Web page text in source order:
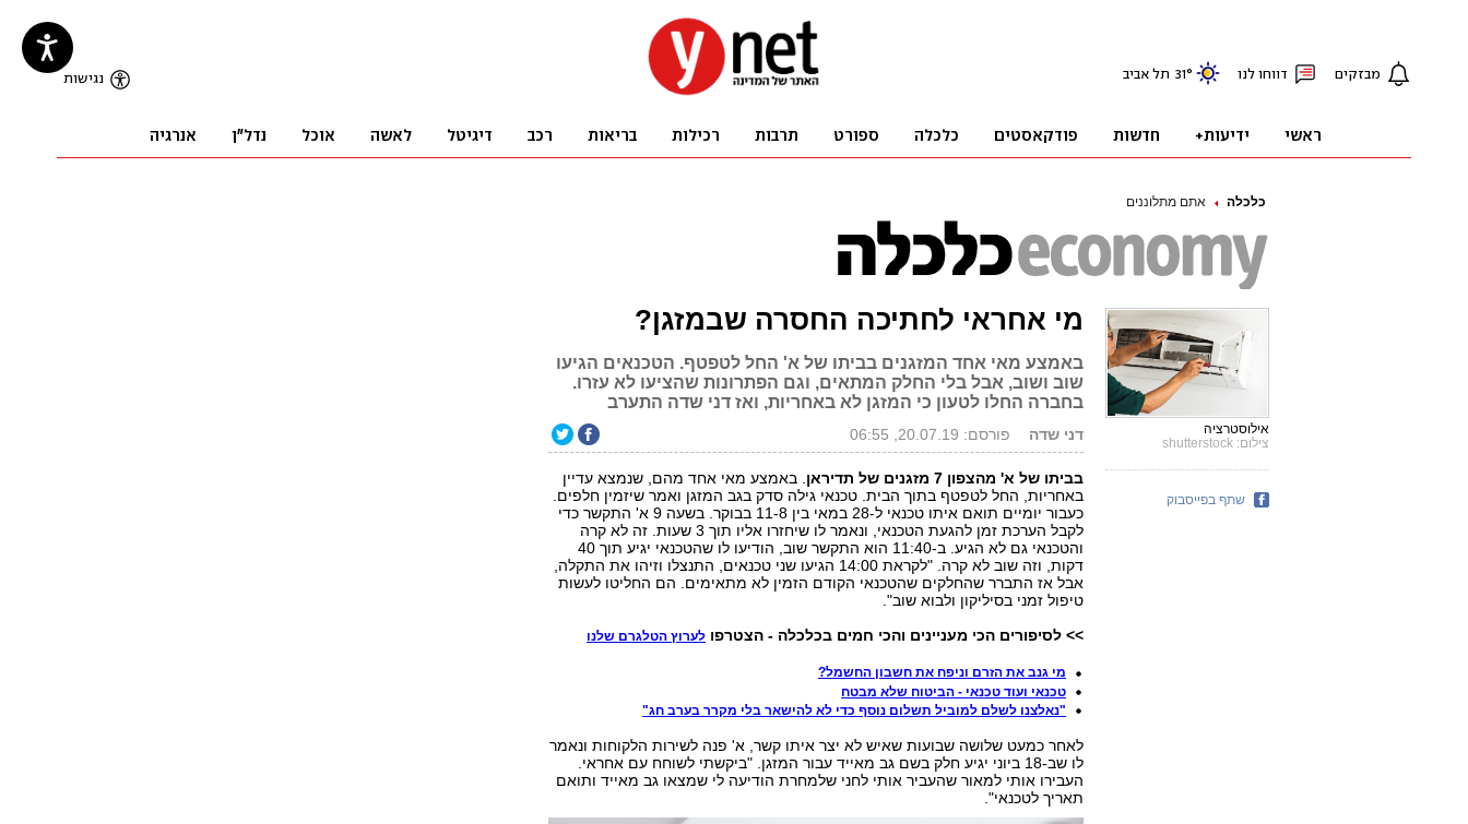
כלכלה אתם מתלוננים
מי אחראי לחתיכה החסרה שבמזגן?
באמצע מאי אחד המזגנים בביתו של א' החל לטפטף. הטכנאים הגיעו
שוב ושוב, אבל בלי החלק המתאים, וגם הפתרונות שהציעו לא עזרו.
בחברה החלו לטעון כי המזגן לא באחריות, ואז דני שדה התערב
דני שדה פורסם: 20.07.19, 06:55
בביתו של א' מהצפון 7 מזגנים של תדיראן
. באמצע מאי אחד מהם, שנמצא עדיין
באחריות, החל לטפטף בתוך הבית. טכנאי גילה סדק בגב המזגן ואמר שיזמין חלפים.
כעבור יומיים תואם איתו טכנאי ל-28 במאי בין 11-8 בבוקר. בשעה 9 א' התקשר כדי
לקבל הערכת זמן להגעת הטכנאי, ונאמר לו שיחזרו אליו תוך 3 שעות. זה לא קרה
והטכנאי גם לא הגיע. ב-11:40 הוא התקשר שוב, הודיעו לו שהטכנאי יגיע תוך 40
דקות, וזה שוב לא קרה. "לקראת 14:00 הגיעו שני טכנאים, התנצלו וזיהו את התקלה,
אבל אז התברר שהחלקים שהטכנאי הקודם הזמין לא מתאימים. הם החליטו לעשות
טיפול זמני בסיליקון ולבוא שוב".
>> לסיפורים הכי מעניינים והכי חמים בכלכלה - הצטרפו לערוץ הטלגרם שלנו
מי גנב את הזרם וניפח את חשבון החשמל?
טכנאי ועוד טכנאי - הביטוח שלא מבטח
"נאלצנו לשלם למוביל תשלום נוסף כדי לא להישאר בלי מקרר בערב חג"
לאחר כמעט שלושה שבועות שאיש לא יצר איתו קשר, א' פנה לשירות הלקוחות ונאמר
לו שב-18 ביוני יגיע חלק בשם גב מאייד עבור המזגן. "ביקשתי לשוחח עם אחראי.
העבירו אותי למאור שהעביר אותי לחני שלמחרת הודיעה לי שמצאו גב מאייד ותואם
תאריך לטכנאי".
אילוסטרציה
צילום: shutterstock
שתף בפייסבוק